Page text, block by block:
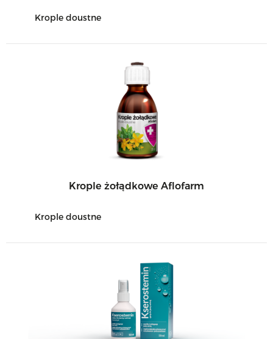
Krople doustne
Krople żołądkowe Aflofarm
Krople doustne